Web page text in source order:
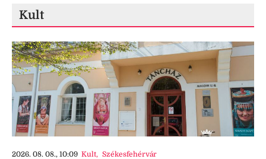
Kult
2026. 08. 08., 10:09 Kult, Székesfehérvár